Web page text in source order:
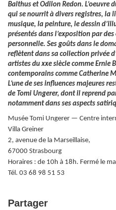
Balthus et Odilon Redon. L’oeuvre
qui se nourrit à divers registres, la
musique, la peinture, le dessin
présentés dans l’exposition par
personnelle. Ses goûts dans le
reflètent dans sa collection privée
artistes du xxe siècle comme Ernie
contemporains comme Catherine
L’une de ses influences majeures
de Tomi Ungerer, dont il reprend
notamment dans ses aspects
Musée Tomi Ungerer — Centre
Villa Greiner
2, avenue de la Marseillaise,
67000 Strasbourg
Horaires : de 10h à 18h. Fermé le
Tél. 03 68 98 51 53
Partager